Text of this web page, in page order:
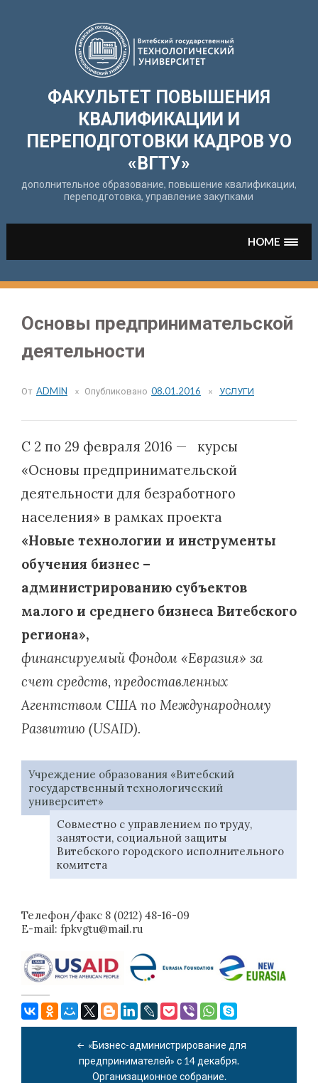
ФАКУЛЬТЕТ ПОВЫШЕНИЯ
КВАЛИФИКАЦИИ И
ПЕРЕПОДГОТОВКИ КАДРОВ УО
«ВГТУ»
дополнительное образование, повышение квалификации,
переподготовка, управление закупками
HOME
Основы предпринимательской
деятельности
От ADMIN Опубликовано 08.01.2016 УСЛУГИ
С 2 по 29 февраля 2016 — курсы
«Основы предпринимательской
деятельности для безработного
населения» в рамках проекта
«Новые технологии и инструменты
обучения бизнес –
администрированию субъектов
малого и среднего бизнеса Витебского
региона»,
финансируемый Фондом «Евразия» за
счет средств, предоставленных
Агентством США по Международному
Развитию (USAID).
Учреждение образования «Витебский
государственный технологический
университет»
Совместно с управлением по труду,
занятости, социальной защиты
Витебского городского исполнительного
комитета
Телефон/факс 8 (0212) 48-16-09
E-mail: fpkvgtu@mail.ru
«Бизнес-администрирование для
предпринимателей» с 14 декабря.
Организационное собрание.